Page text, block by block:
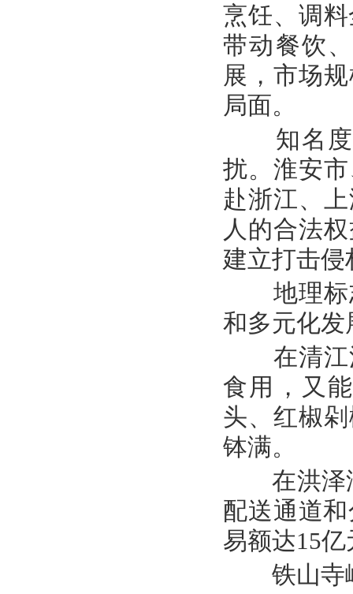
烹饪、调
带动餐饮
展，市场
局面。
知名度
扰。淮安
赴浙江、
人的合法
建立打击
地理标志
和多元化发
在清江浦
食用，又
头、红椒
钵满。
在洪泽湖
配送通道
易额达15
铁山寺峰